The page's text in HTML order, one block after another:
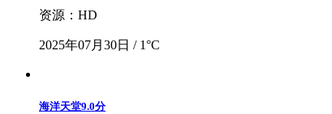
资源：HD
2025年07月30日 / 1°C
海洋天堂9.0分